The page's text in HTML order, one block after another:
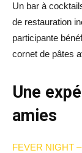
Un bar à
de restauration
participante
cornet de pâtes
Une
amies
FEVER NIGHT